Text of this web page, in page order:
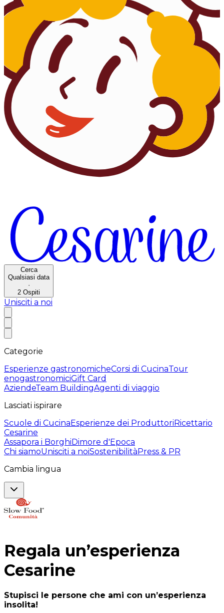
Cerca
Qualsiasi data
·
2 Ospiti
Unisciti a noi
Categorie
Esperienze gastronomicheCorsi di CucinaTour
enogastronomiciGift Card
AziendeTeam BuildingAgenti di viaggio
Lasciati ispirare
Scuole di CucinaEsperienze dei ProduttoriRicettario
Cesarine
Assapora i BorghiDimore d'Epoca
Chi siamoUnisciti a noiSostenibilitàPress & PR
Cambia lingua
Regala un’esperienza
Cesarine
Stupisci le persone che ami con un’esperienza
insolita!